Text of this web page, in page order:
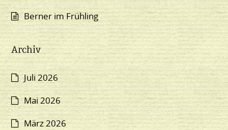
Berner im Frühling
Archiv
Juli 2026
Mai 2026
März 2026